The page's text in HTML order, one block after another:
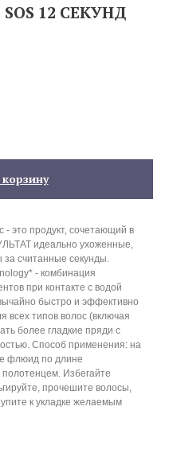
12 СЕКУНД
это продукт, сочетающий в
идеально ухоженные,
считанные секунды.
- комбинация
при контакте с водой
быстро и эффективно
всех типов волос (включая
более гладкие пряди с
Способ применения: на
флюид по длине
Избегайте
прочешите волосы,
к укладке желаемым